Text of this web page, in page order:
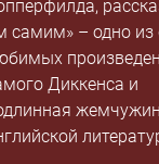
самим» – одно
Диккенса и